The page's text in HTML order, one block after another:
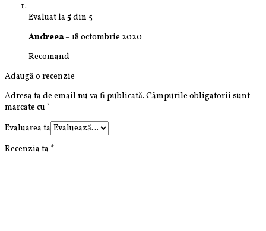
Evaluat la 5din 5
Andreea– 18 octombrie 2020
Recomand
Adaugă o recenzie
Adresa ta de email nu va fi publicată. Câmpurile obligatorii sunt
marcate cu *
Evaluarea ta
Recenzia ta *